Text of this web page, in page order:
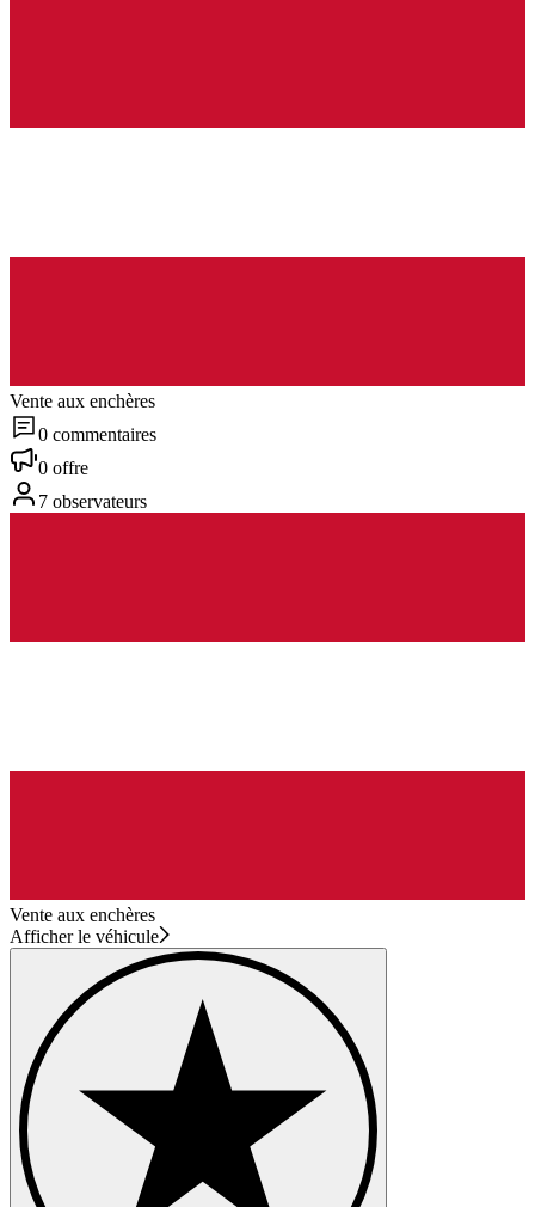
Vente aux enchères
0 commentaires
0 offre
7 observateurs
Vente aux enchères
Afficher le véhicule